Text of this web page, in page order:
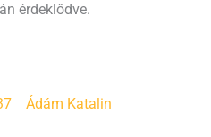
érdeklődve.
Ádám Katalin